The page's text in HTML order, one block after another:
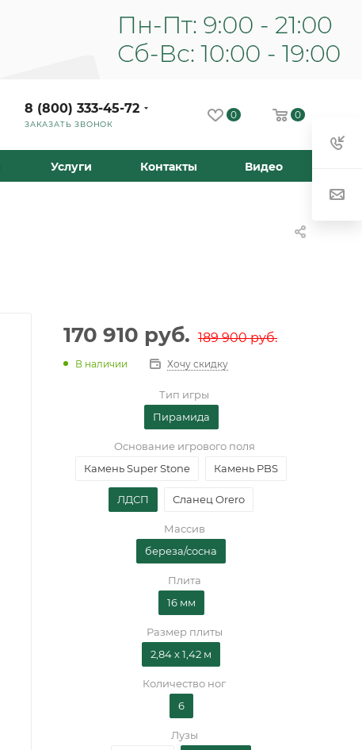
8 (800) 333-45-72
ЗАКАЗАТЬ ЗВОНОК
0 0
Услуги Контакты Видео
170 910 руб. 189 900руб.
В наличии Хочу скидку
Тип игры
Пирамида
Основание игрового поля
Камень Super Stone
Камень PBS
ЛДСП Сланец Orero
Массив
береза/сосна
Плита
16 мм
Размер плиты
2,84 х 1,42 м
Количество ног
6
Лузы